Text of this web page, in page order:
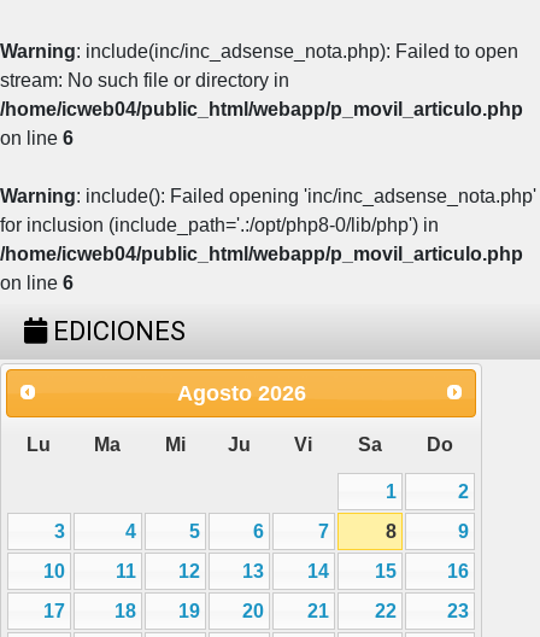
Warning: include(inc/inc_adsense_nota.php): Failed to open
stream: No such file or directory in
/home/icweb04/public_html/webapp/p_movil_articulo.php
on line 6
Warning: include(): Failed opening 'inc/inc_adsense_nota.php'
for inclusion (include_path='.:/opt/php8-0/lib/php') in
/home/icweb04/public_html/webapp/p_movil_articulo.php
on line 6
EDICIONES
Agosto 2026
Lu Ma Mi Ju Vi Sa Do
1
2
3
4 5 6 7 8
9
10
11 12 13 14 15
16
17
18 19 20 21 22 23